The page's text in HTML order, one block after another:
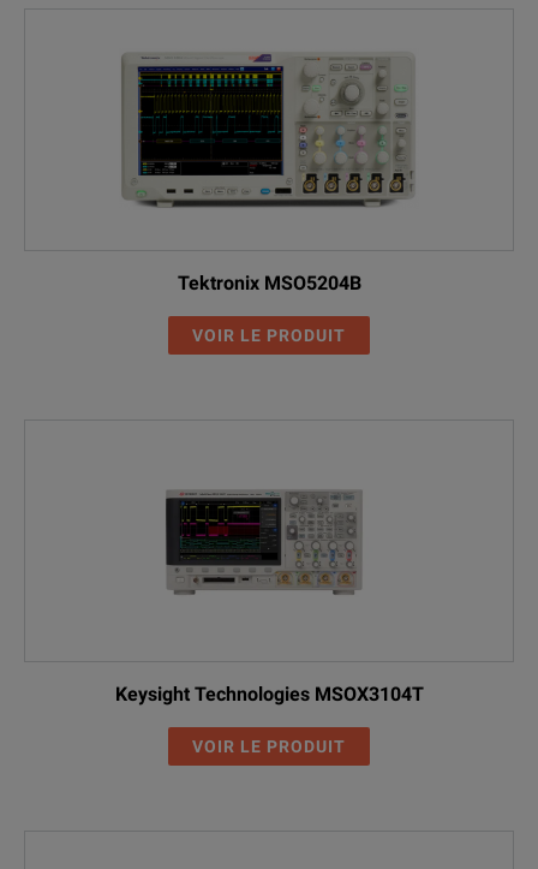
Tektronix MSO5204B
VOIR LE PRODUIT
Keysight Technologies MSOX3104T
VOIR LE PRODUIT